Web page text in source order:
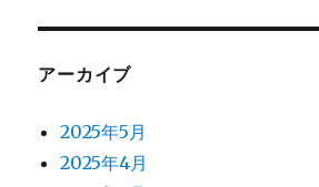
アーカイブ
2025年5月
2025年4月